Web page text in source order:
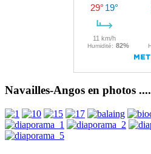
Navailles-Angos en photos ....